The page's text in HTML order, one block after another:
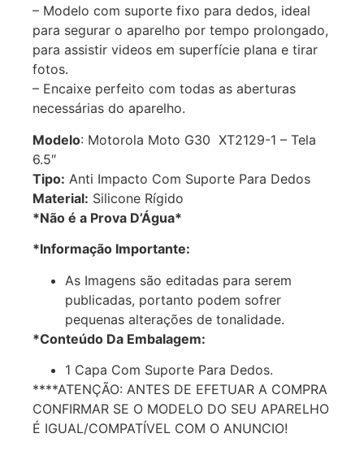
– Modelo com suporte fixo para dedos, ideal
para segurar o aparelho por tempo prolongado,
para assistir videos em superfície plana e tirar
fotos.
– Encaixe perfeito com todas as aberturas
necessárias do aparelho.
Modelo: Motorola Moto G30 XT2129-1 – Tela
6.5″
Tipo: Anti Impacto Com Suporte Para Dedos
Material: Silicone Rígido
*Não é a Prova D’Água*
*Informação Importante:
As Imagens são editadas para serem
publicadas, portanto podem sofrer
pequenas alterações de tonalidade.
*Conteúdo Da Embalagem:
1 Capa Com Suporte Para Dedos.
****ATENÇÃO: ANTES DE EFETUAR A COMPRA
CONFIRMAR SE O MODELO DO SEU APARELHO
É IGUAL/COMPATÍVEL COM O ANUNCIO!